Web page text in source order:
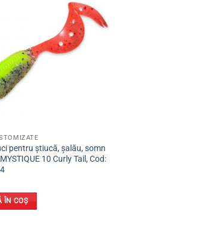
Adaugă
la
favorite
pentru știucă, șalău, somn
10 Curly Tail, Cod:
ÎN COȘ